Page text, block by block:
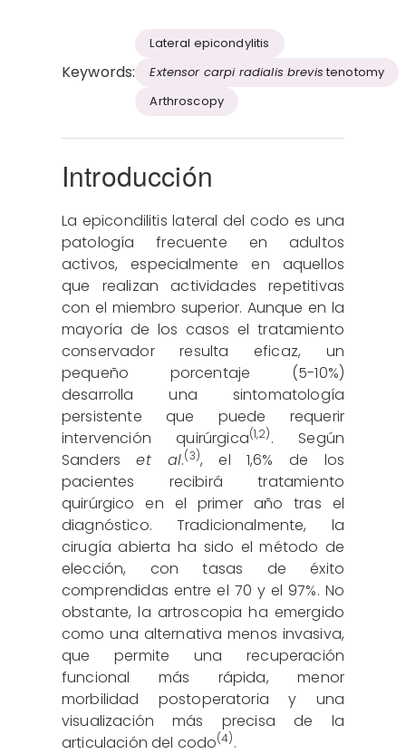
Keywords:
Lateral epicondylitis
Extensor carpi radialis brevistenotomy
Arthroscopy
Introducción
La epicondilitis lateral del codo es una
patología frecuente en adultos
activos, especialmente en aquellos
que realizan actividades repetitivas
con el miembro superior. Aunque en la
mayoría de los casos el tratamiento
conservador resulta eficaz, un
pequeño porcentaje (5-10%)
desarrolla una sintomatología
persistente que puede requerir
intervención quirúrgica(1,2). Según
Sanderset al.(3), el 1,6% de los
pacientes recibirá tratamiento
quirúrgico en el primer año tras el
diagnóstico. Tradicionalmente, la
cirugía abierta ha sido el método de
elección, con tasas de éxito
comprendidas entre el 70 y el 97%. No
obstante, la artroscopia ha emergido
como una alternativa menos invasiva,
que permite una recuperación
funcional más rápida, menor
morbilidad postoperatoria y una
visualización más precisa de la
articulación del codo(4).